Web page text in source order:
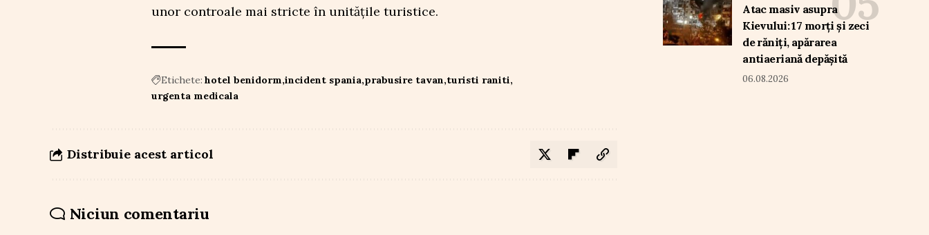
unor controale mai stricte în unitățile turistice.
Etichete: hotel benidorm incident spania prabusire tavan turisti raniti
urgenta medicala
Distribuie acest articol
Niciun comentariu
Atac masiv asupra
Kievului: 17 morți și zeci
de răniți, apărarea
antiaeriană depășită
06.08.2026